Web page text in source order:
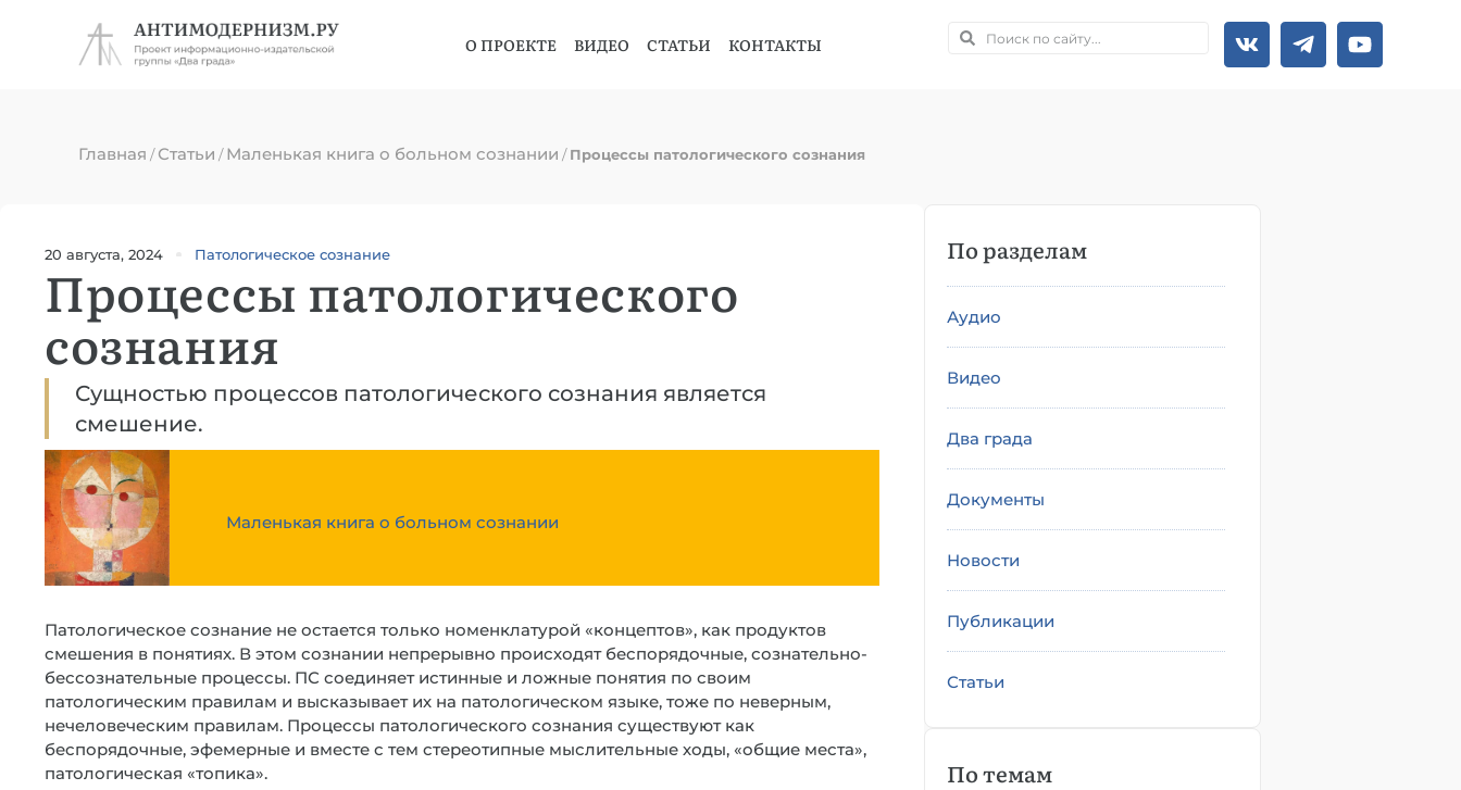
О ПРОЕКТЕ ВИДЕО СТАТЬИ КОНТАКТЫ
Главная /Статьи /Маленькая книга о больном сознании /Процессы патологического сознания
20 августа, 2024 Патологическое сознание
Процессы патологического
сознания
Сущностью процессов патологического сознания является
смешение.
Маленькая книга о больном сознании
Патологическое сознание не остается только номенклатурой «концептов», как продуктов
смешения в понятиях. В этом сознании непрерывно происходят беспорядочные, сознательно-
бессознательные процессы. ПС соединяет истинные и ложные понятия по своим
патологическим правилам и высказывает их на патологическом языке, тоже по неверным,
нечеловеческим правилам. Процессы патологического сознания существуют как
беспорядочные, эфемерные и вместе с тем стереотипные мыслительные ходы, «общие места»,
патологическая «топика».
По разделам
Аудио
Видео
Два града
Документы
Новости
Публикации
Статьи
По темам